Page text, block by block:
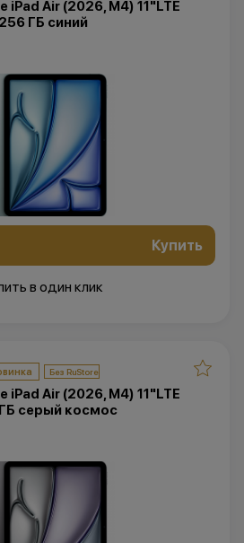
iPad Air (2026, M4) 11"LTE
256 ГБ синий
Купить
в один клик
iPad Air (2026, M4) 11"LTE
серый космос